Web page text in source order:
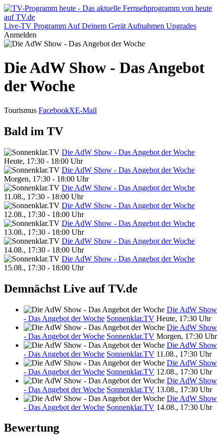
Live-TV Programm Auf Deinem Gerät Aufnahmen Upgrades
Anmelden
Die AdW Show - Das Angebot
der Woche
Tourismus FacebookXE-Mail
Bald im TV
Die AdW Show - Das Angebot der Woche
Heute, 17:30 - 18:00 Uhr
Die AdW Show - Das Angebot der Woche
Morgen, 17:30 - 18:00 Uhr
Die AdW Show - Das Angebot der Woche
11.08., 17:30 - 18:00 Uhr
Die AdW Show - Das Angebot der Woche
12.08., 17:30 - 18:00 Uhr
Die AdW Show - Das Angebot der Woche
13.08., 17:30 - 18:00 Uhr
Die AdW Show - Das Angebot der Woche
14.08., 17:30 - 18:00 Uhr
Die AdW Show - Das Angebot der Woche
15.08., 17:30 - 18:00 Uhr
Demnächst Live auf TV.de
Die AdW Show
- Das Angebot der Woche Sonnenklar.TV Heute, 17:30 Uhr
Die AdW Show
- Das Angebot der Woche Sonnenklar.TV Morgen, 17:30 Uhr
Die AdW Show
- Das Angebot der Woche Sonnenklar.TV 11.08., 17:30 Uhr
Die AdW Show
- Das Angebot der Woche Sonnenklar.TV 12.08., 17:30 Uhr
Die AdW Show
- Das Angebot der Woche Sonnenklar.TV 13.08., 17:30 Uhr
Die AdW Show
- Das Angebot der Woche Sonnenklar.TV 14.08., 17:30 Uhr
Bewertung